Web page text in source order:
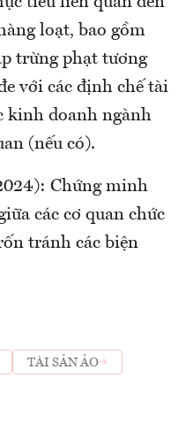
loạt, bao gồm
trừng phạt tương
với các định chế tài
kinh doanh ngành
(nếu có).
Chứng minh
các cơ quan chức
tránh các biện
TÀI SẢN ẢO